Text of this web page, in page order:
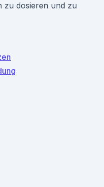
zu dosieren und zu